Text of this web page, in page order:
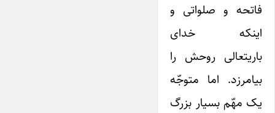
فاتحه و صلواتی و
اینکه خدای
باریتعالی روحش را
بیامرزد. اما متوجّه
یک مهّم بسیار بزرگ